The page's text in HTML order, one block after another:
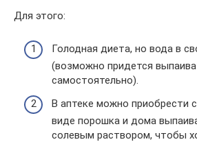
Для этого:
Голодная диета, но вода в
(возможно придется
самостоятельно).
В аптеке можно приобрести
виде порошка и дома
солевым раствором, чтобы